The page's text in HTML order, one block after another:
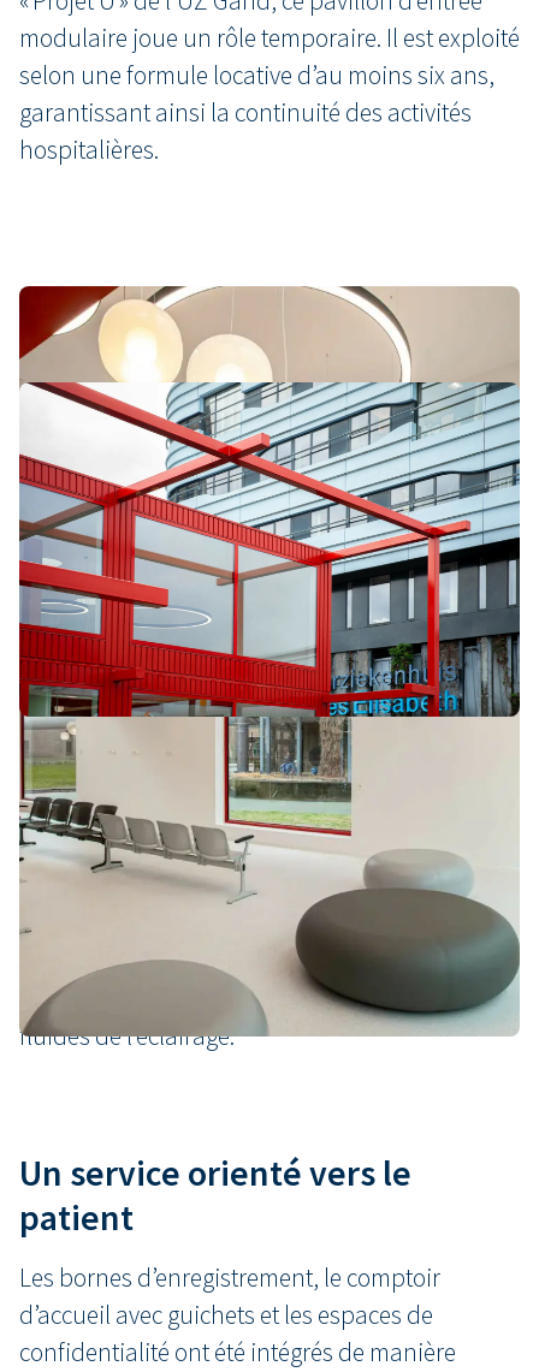
modulaire joue un rôle temporaire. Il est exploité
selon une formule locative d’au moins six ans,
garantissant ainsi la continuité des activités
hospitalières.
Repère marquant sur le site
hospitalier
Avec sa couleur rouge marquante, le pavillon
d’entrée constitue un repère visuel attrayant sur
le site de l’hôpital. La façade avant est
composée de verre et d’une structure en acier.
Le hall d’entrée, baigné de lumière naturelle,
offre une hauteur libre de 6,7 mètres. La
conception et l’agencement de l’espace invitent
les visiteurs à entrer et les guident
naturellement dans la bonne direction. Ce flux
est renforcé par des accents de couleur au sol,
sur les parois et les colonnes, par les formes
arrondies des cloisons ainsi que par les lignes
fluides de l’éclairage.
Un service orienté vers le
patient
Les bornes d’enregistrement, le comptoir
d’accueil avec guichets et les espaces de
confidentialité ont été intégrés de manière